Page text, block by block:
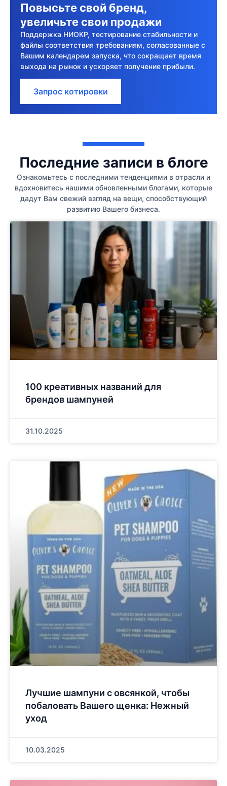
Повысьте свой бренд,
увеличьте свои продажи
Поддержка НИОКР, тестирование стабильности и
файлы соответствия требованиям, согласованные с
Вашим календарем запуска, что сокращает время
выхода на рынок и ускоряет получение прибыли.
Запрос котировки
Последние записи в блоге
Ознакомьтесь с последними тенденциями в отрасли и
вдохновитесь нашими обновленными блогами, которые
дадут Вам свежий взгляд на вещи, способствующий
развитию Вашего бизнеса.
100 креативных названий для
брендов шампуней
31.10.2025
Лучшие шампуни с овсянкой, чтобы
побаловать Вашего щенка: Нежный
уход
10.03.2025